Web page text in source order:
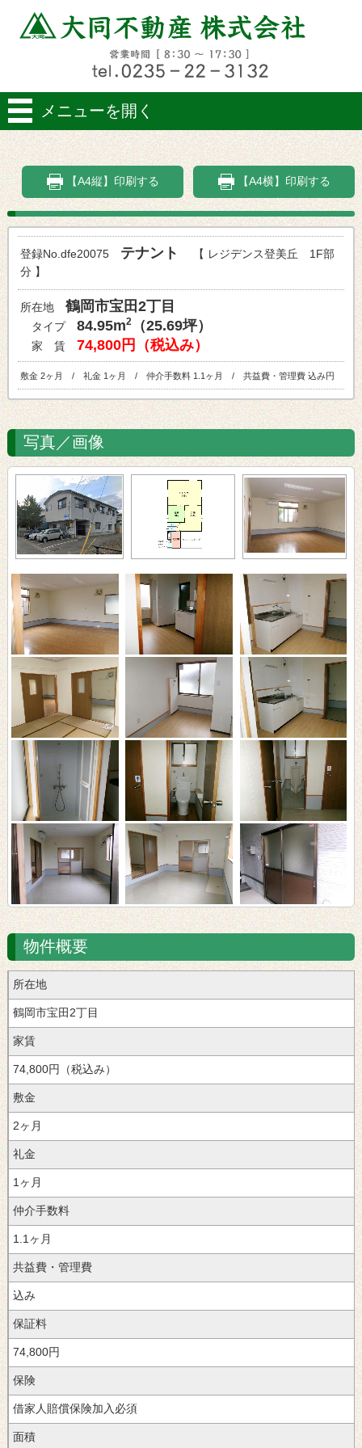
メニューを開く
【A4横】印刷する
【A4縦】印刷する
登録No.dfe20075 テナント
【 レジデンス登美丘 1F部
分 】
所在地 鶴岡市宝田2丁目
タイプ 84.95m2（25.69坪）
家 賃 74,800円（税込み）
敷金 2ヶ月 / 礼金 1ヶ月 / 仲介手数料 1.1ヶ月 / 共益費・管理費 込み円
写真／画像
物件概要
所在地
鶴岡市宝田2丁目
家賃
74,800円（税込み）
敷金
2ヶ月
礼金
1ヶ月
仲介手数料
1.1ヶ月
共益費・管理費
込み
保証料
74,800円
保険
借家人賠償保険加入必須
面積